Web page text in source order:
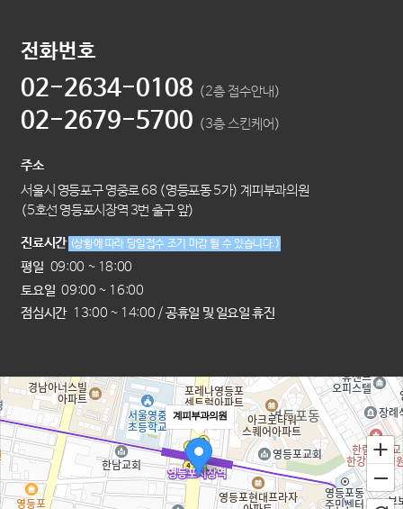
전화번호
02-2634-0108 (2층 접수안내)
02-2679-5700 (3층 스킨케어)
주소
서울시 영등포구 영중로 68 (영등포동 5가) 계피부과의원
(5호선 영등포시장역 3번 출구 앞)
진료시간 (상황에 따라 당일접수 조기 마감 될 수 있습니다.)
평일 09:00 ~ 18:00
토요일 09:00 ~ 16:00
점심시간 13:00 ~ 14:00 /공휴일 및 일요일 휴진
계피부과의원